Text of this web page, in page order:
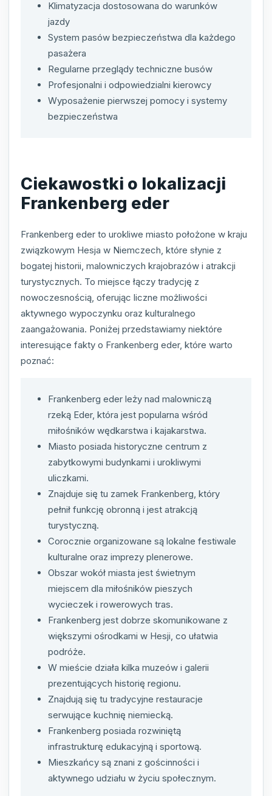
Klimatyzacja dostosowana do warunków
jazdy
System pasów bezpieczeństwa dla każdego
pasażera
Regularne przeglądy techniczne busów
Profesjonalni i odpowiedzialni kierowcy
Wyposażenie pierwszej pomocy i systemy
bezpieczeństwa
Ciekawostki o lokalizacji
Frankenberg eder
Frankenberg eder to urokliwe miasto położone w kraju
związkowym Hesja w Niemczech, które słynie z
bogatej historii, malowniczych krajobrazów i atrakcji
turystycznych. To miejsce łączy tradycję z
nowoczesnością, oferując liczne możliwości
aktywnego wypoczynku oraz kulturalnego
zaangażowania. Poniżej przedstawiamy niektóre
interesujące fakty o Frankenberg eder, które warto
poznać:
Frankenberg eder leży nad malowniczą
rzeką Eder, która jest popularna wśród
miłośników wędkarstwa i kajakarstwa.
Miasto posiada historyczne centrum z
zabytkowymi budynkami i urokliwymi
uliczkami.
Znajduje się tu zamek Frankenberg, który
pełnił funkcję obronną i jest atrakcją
turystyczną.
Corocznie organizowane są lokalne festiwale
kulturalne oraz imprezy plenerowe.
Obszar wokół miasta jest świetnym
miejscem dla miłośników pieszych
wycieczek i rowerowych tras.
Frankenberg jest dobrze skomunikowane z
większymi ośrodkami w Hesji, co ułatwia
podróże.
W mieście działa kilka muzeów i galerii
prezentujących historię regionu.
Znajdują się tu tradycyjne restauracje
serwujące kuchnię niemiecką.
Frankenberg posiada rozwiniętą
infrastrukturę edukacyjną i sportową.
Mieszkańcy są znani z gościnności i
aktywnego udziału w życiu społecznym.